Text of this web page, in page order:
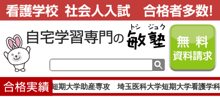
玉医科大学短期大学助産専攻 埼玉医科大学短期大学看護学科